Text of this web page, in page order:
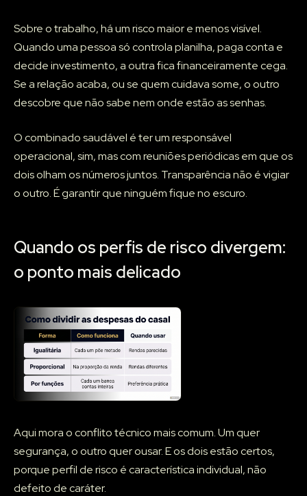
Sobre o trabalho, há um risco maior e menos visível.
Quando uma pessoa só controla planilha, paga conta e
decide investimento, a outra fica financeiramente cega.
Se a relação acaba, ou se quem cuidava some, o outro
descobre que não sabe nem onde estão as senhas.
O combinado saudável é ter um responsável
operacional, sim, mas com reuniões periódicas em que os
dois olham os números juntos. Transparência não é vigiar
o outro. É garantir que ninguém fique no escuro.
Quando os perfis de risco divergem:
o ponto mais delicado
Aqui mora o conflito técnico mais comum. Um quer
segurança, o outro quer ousar. E os dois estão certos,
porque perfil de risco é característica individual, não
defeito de caráter.